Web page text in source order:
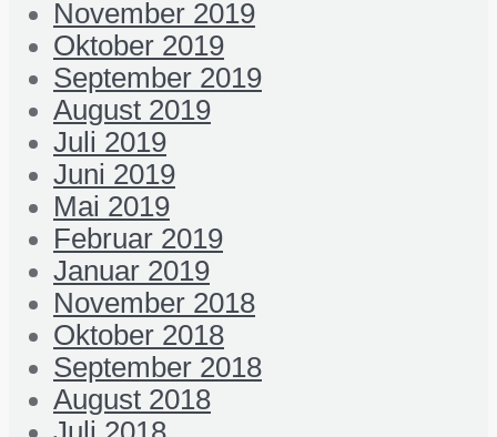
November 2019
Oktober 2019
September 2019
August 2019
Juli 2019
Juni 2019
Mai 2019
Februar 2019
Januar 2019
November 2018
Oktober 2018
September 2018
August 2018